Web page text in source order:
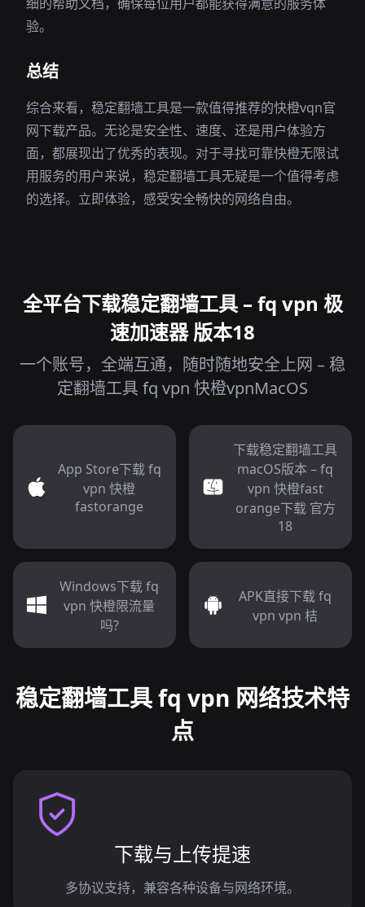
验。
总结
综合来看，稳定翻墙工具是一款值得推荐的快橙vqn官
网下载产品。无论是安全性、速度、还是用户体验方
面，都展现出了优秀的表现。对于寻找可靠快橙无限试
用服务的用户来说，稳定翻墙工具无疑是一个值得考虑
的选择。立即体验，感受安全畅快的网络自由。
全平台下载稳定翻墙工具 – fq vpn 极
速加速器 版本18
一个账号，全端互通，随时随地安全上网 – 稳
定翻墙工具 fq vpn 快橙vpnMacOS
App Store下载 fq
vpn 快橙
fastorange
下载稳定翻墙工具
macOS版本 – fq
vpn 快橙fast
orange下载 官方
18
Windows下载 fq
vpn 快橙限流量
吗?
APK直接下载 fq
vpn vpn 桔
稳定翻墙工具 fq vpn 网络技术特
点
下载与上传提速
多协议支持，兼容各种设备与网络环境。